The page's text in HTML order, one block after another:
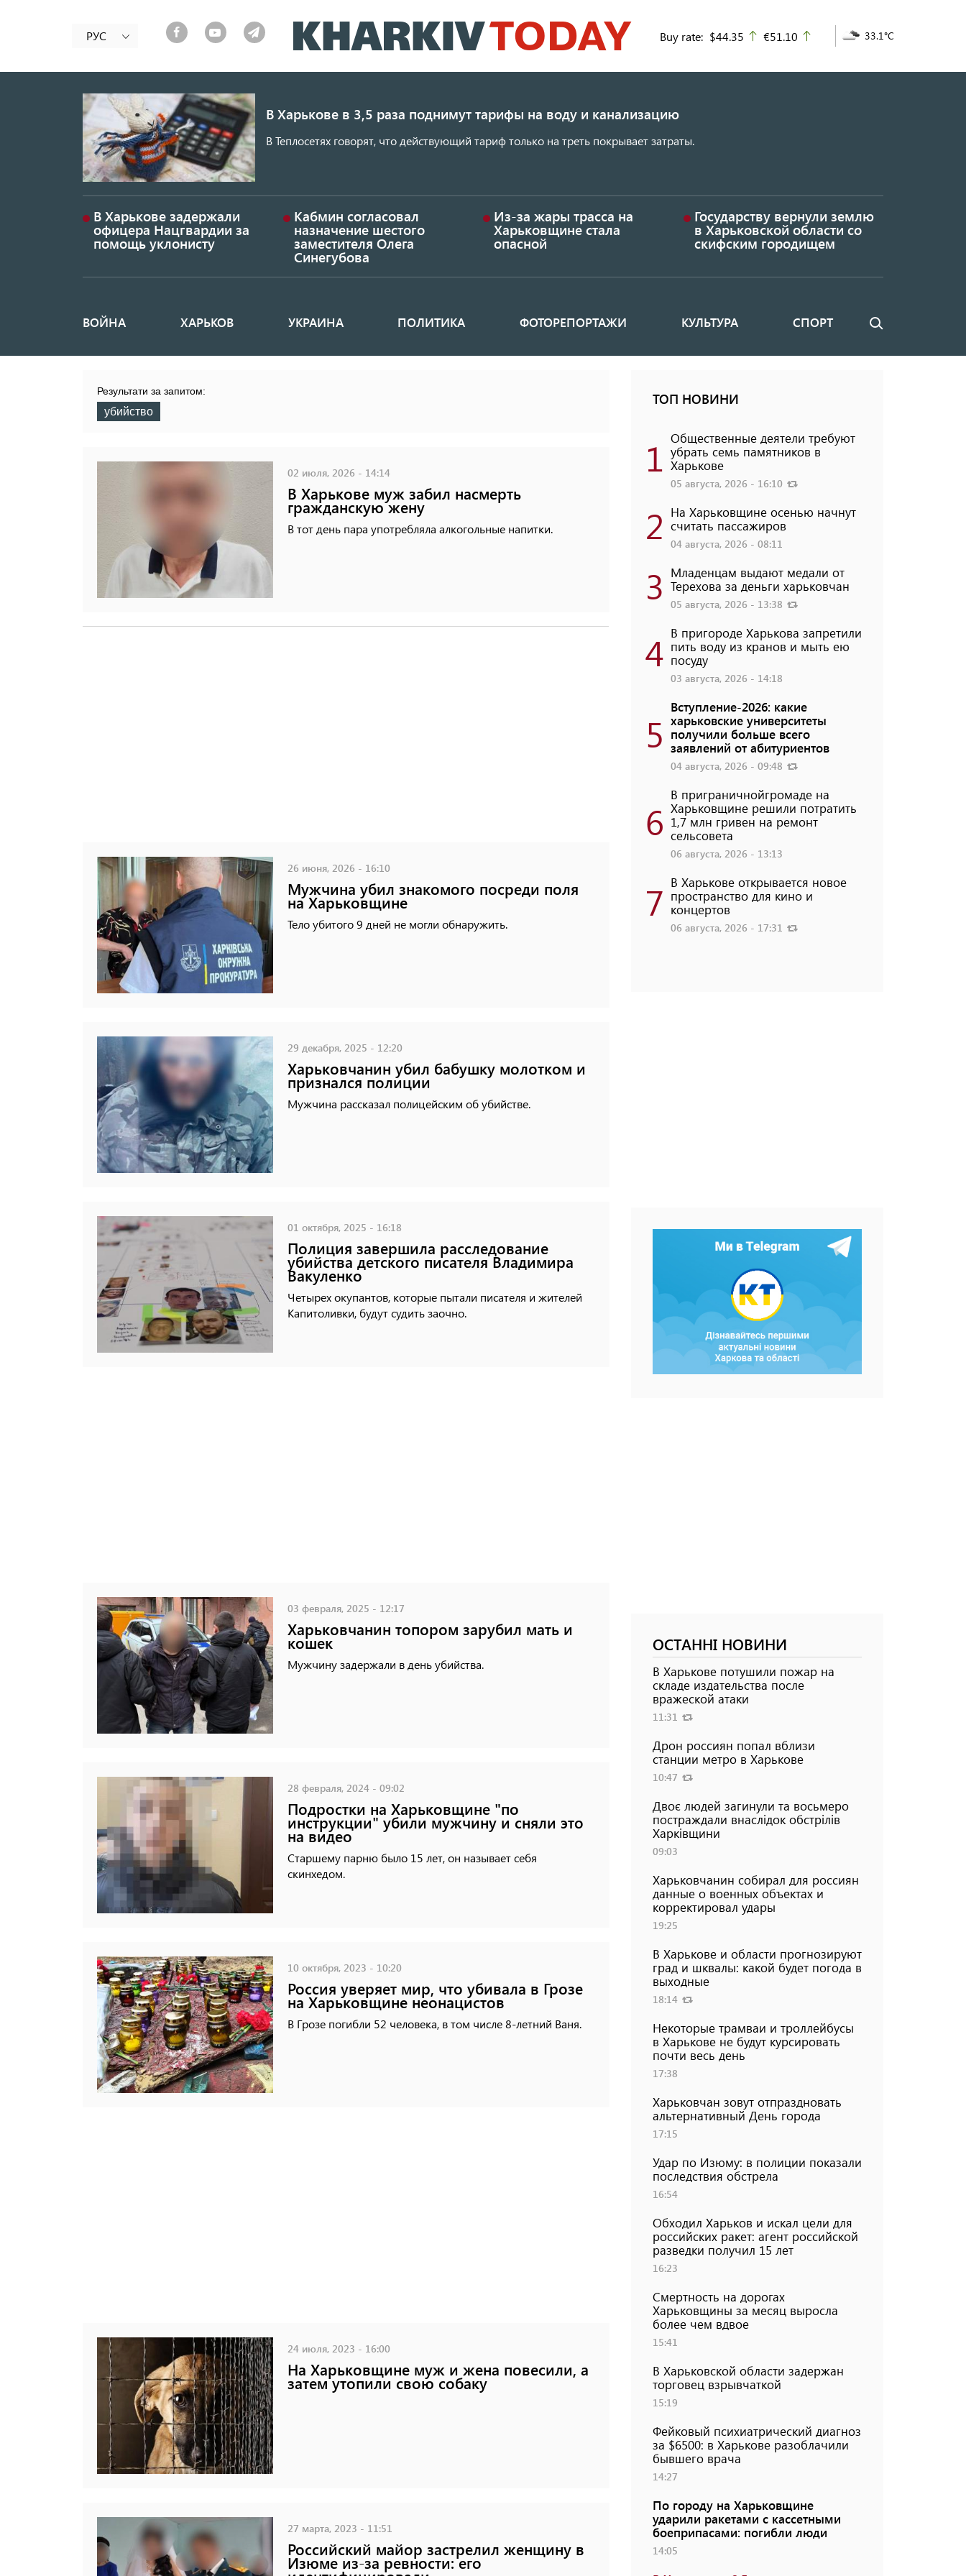
к
основному
РУС Buy rate: $44.35 up
€51.10 33.1°C
В Харькове в 3,5 раза поднимут тарифы на воду и канализацию
В Теплосетях говорят, что действующий тариф только на треть покрывает затраты.
В Харькове задержали
офицера Нацгвардии за
помощь уклонисту
Кабмин согласовал
назначение шестого
заместителя Олега
Синегубова
Из-за жары трасса на
Харьковщине стала
опасной
Государству вернули землю
в Харьковской области со
скифским городищем
Основная
ВОЙНА ХАРЬКОВ УКРАИНА ПОЛИТИКА ФОТОРЕПОРТАЖИ КУЛЬТУРА СПОРТ Поиск
Результати за запитом:
убийство
02 июля, 2026 - 14:14
В Харькове муж забил насмерть
гражданскую жену
В тот день пара употребляла алкогольные напитки.
26 июня, 2026 - 16:10
Мужчина убил знакомого посреди поля
на Харьковщине
Тело убитого 9 дней не могли обнаружить.
29 декабря, 2025 - 12:20
Харьковчанин убил бабушку молотком и
признался полиции
Мужчина рассказал полицейским об убийстве.
01 октября, 2025 - 16:18
Полиция завершила расследование
убийства детского писателя Владимира
Вакуленко
Четырех окупантов, которые пытали писателя и жителей
Капитоливки, будут судить заочно.
03 февраля, 2025 - 12:17
Харьковчанин топором зарубил мать и
кошек
Мужчину задержали в день убийства.
28 февраля, 2024 - 09:02
Подростки на Харьковщине "по
инструкции" убили мужчину и сняли это
на видео
Старшему парню было 15 лет, он называет себя
скинхедом.
10 октября, 2023 - 10:20
Россия уверяет мир, что убивала в Грозе
на Харьковщине неонацистов
В Грозе погибли 52 человека, в том числе 8-летний Ваня.
24 июля, 2023 - 16:00
На Харьковщине муж и жена повесили, а
затем утопили свою собаку
27 марта, 2023 - 11:51
Российский майор застрелил женщину в
Изюме из-за ревности: его
ТОП НОВИНИ
1 Общественные деятели требуют
убрать семь памятников в
Харькове
05 августа, 2026 - 16:10
2 На Харьковщине осенью начнут
считать пассажиров
04 августа, 2026 - 08:11
3 Младенцам выдают медали от
Терехова за деньги харьковчан
05 августа, 2026 - 13:38
4 В пригороде Харькова запретили
пить воду из кранов и мыть ею
посуду
03 августа, 2026 - 14:18
5
Вступление-2026: какие
харьковские университеты
получили больше всего
заявлений от абитуриентов
04 августа, 2026 - 09:48
6
В приграничнойгромаде на
Харьковщине решили потратить
1,7 млн ​​гривен на ремонт
сельсовета
06 августа, 2026 - 13:13
7 В Харькове открывается новое
пространство для кино и
концертов
06 августа, 2026 - 17:31
ОСТАННІ НОВИНИ
В Харькове потушили пожар на
складе издательства после
вражеской атаки
11:31
Дрон россиян попал вблизи
станции метро в Харькове
10:47
Двоє людей загинули та восьмеро
постраждали внаслідок обстрілів
Харківщини
09:03
Харьковчанин собирал для россиян
данные о военных объектах и ​​
корректировал удары
19:25
В Харькове и области прогнозируют
град и шквалы: какой будет погода в
выходные
18:14
Некоторые трамваи и троллейбусы
в Харькове не будут курсировать
почти весь день
17:38
Харьковчан зовут отпраздновать
альтернативный День города
17:15
Удар по Изюму: в полиции показали
последствия обстрела
16:54
Обходил Харьков и искал цели для
российских ракет: агент российской
разведки получил 15 лет
16:23
Смертность на дорогах
Харьковщины за месяц выросла
более чем вдвое
15:41
В Харьковской области задержан
торговец взрывчаткой
15:19
Фейковый психиатрический диагноз
за $6500: в Харькове разоблачили
бывшего врача
14:27
По городу на Харьковщине
ударили ракетами с кассетными
боеприпасами: погибли люди
14:05